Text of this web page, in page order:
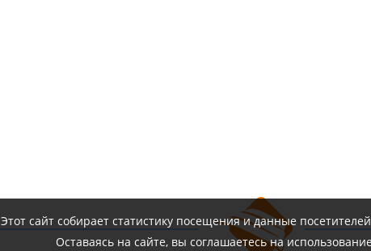
Этот сайт собирает статистику посещения и данные
Оставаясь на сайте, вы соглашаетесь на использование